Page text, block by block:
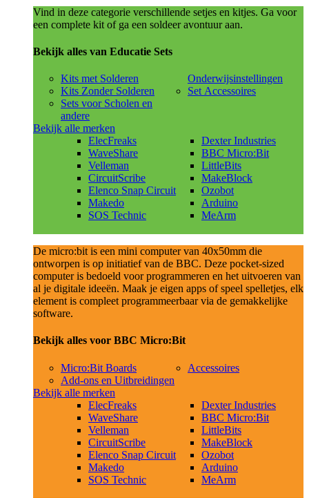
Vind in deze categorie verschillende setjes en kitjes. Ga voor
een complete kit of ga een soldeer avontuur aan.
Bekijk alles van Educatie Sets
Kits met Solderen
Kits Zonder Solderen
Sets voor Scholen en
andere
Onderwijsinstellingen
Set Accessoires
Bekijk alle merken
ElecFreaks
WaveShare
Velleman
CircuitScribe
Elenco Snap Circuit
Makedo
SOS Technic
Dexter Industries
BBC Micro:Bit
LittleBits
MakeBlock
Ozobot
Arduino
MeArm
De micro:bit is een mini computer van 40x50mm die
ontworpen is op initiatief van de BBC. Deze pocket-sized
computer is bedoeld voor programmeren en het uitvoeren van
al je digitale ideeën. Maak je eigen apps of speel spelletjes, elk
element is compleet programmeerbaar via de gemakkelijke
software.
Bekijk alles voor BBC Micro:Bit
Micro:Bit Boards
Add-ons en Uitbreidingen
Accessoires
Bekijk alle merken
ElecFreaks
WaveShare
Velleman
CircuitScribe
Elenco Snap Circuit
Makedo
SOS Technic
Dexter Industries
BBC Micro:Bit
LittleBits
MakeBlock
Ozobot
Arduino
MeArm